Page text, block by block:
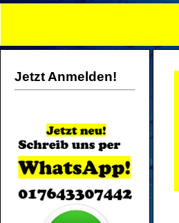
Jetzt Anmelden!